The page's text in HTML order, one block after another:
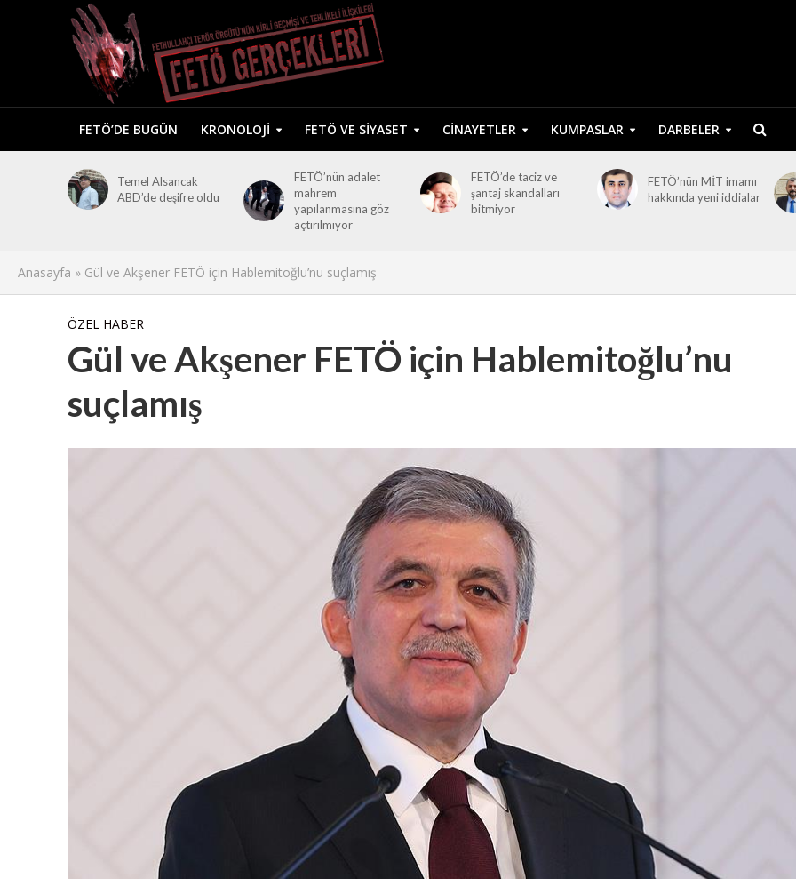
FETÖ’DE BUGÜN KRONOLOJI FETÖ VE SIYASET CINAYETLER KUMPASLAR DARBELER
Temel Alsancak
ABD’de deşifre oldu
FETÖ’nün adalet
mahrem
yapılanmasına göz
açtırılmıyor
FETÖ’de taciz ve
şantaj skandalları
bitmiyor
FETÖ’nün MİT imamı
hakkında yeni iddialar
Anasayfa » Gül ve Akşener FETÖ için Hablemitoğlu’nu suçlamış
ÖZEL HABER
Gül ve Akşener FETÖ için Hablemitoğlu’nu
suçlamış